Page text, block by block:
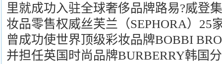
里就成功入驻全球奢侈品牌路易?威登
妆品零售权威丝芙兰（SEPHORA）25
曾成功使世界顶级彩妆品牌BOBBI
并担任英国时尚品牌BURBERRY韩国